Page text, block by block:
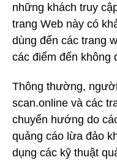
những khách truy
trang Web này có
dùng đến các trang
các điểm đến không
Thông thường,
scan.online và các
chuyển hướng do
quảng cáo lừa đảo
dụng các kỹ thuật